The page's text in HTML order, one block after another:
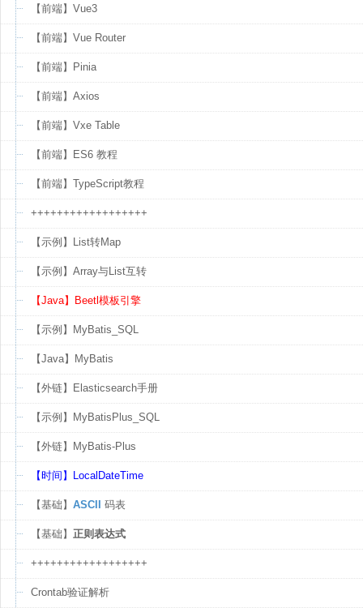
【前端】Vue3
【前端】Vue Router
【前端】Pinia
【前端】Axios
【前端】Vxe Table
【前端】ES6 教程
【前端】TypeScript教程
++++++++++++++++++
【示例】List转Map
【示例】Array与List互转
【Java】Beetl模板引擎
【示例】MyBatis_SQL
【Java】MyBatis
【外链】Elasticsearch手册
【示例】MyBatisPlus_SQL
【外链】MyBatis-Plus
【时间】LocalDateTime
【基础】 ASCII 码表
【基础】 正则表达式
++++++++++++++++++
Crontab验证解析